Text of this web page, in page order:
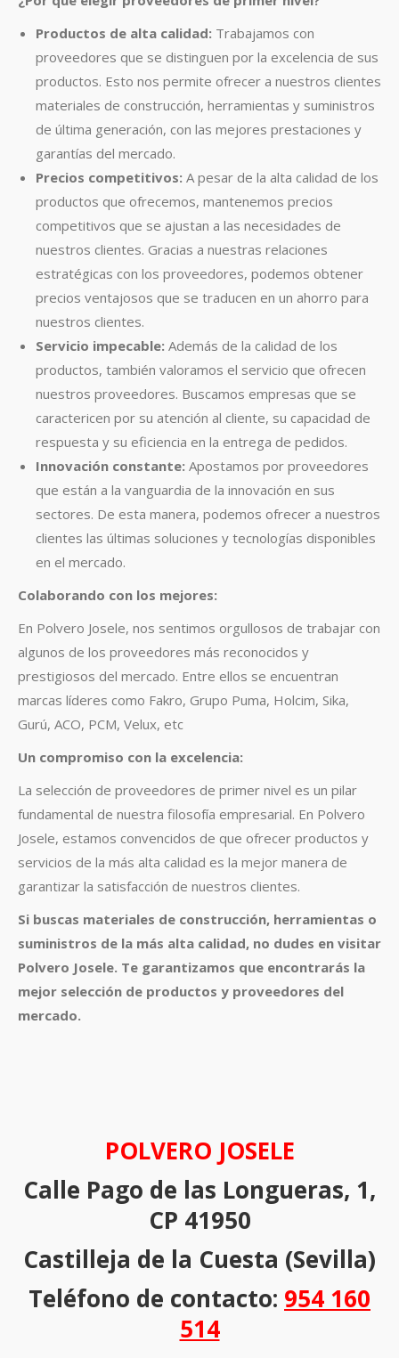
Productos de alta calidad: Trabajamos con
proveedores que se distinguen por la excelencia de sus
productos. Esto nos permite ofrecer a nuestros clientes
materiales de construcción, herramientas y suministros
de última generación, con las mejores prestaciones y
garantías del mercado.
Precios competitivos: A pesar de la alta calidad de los
productos que ofrecemos, mantenemos precios
competitivos que se ajustan a las necesidades de
nuestros clientes. Gracias a nuestras relaciones
estratégicas con los proveedores, podemos obtener
precios ventajosos que se traducen en un ahorro para
nuestros clientes.
Servicio impecable: Además de la calidad de los
productos, también valoramos el servicio que ofrecen
nuestros proveedores. Buscamos empresas que se
caractericen por su atención al cliente, su capacidad de
respuesta y su eficiencia en la entrega de pedidos.
Innovación constante: Apostamos por proveedores
que están a la vanguardia de la innovación en sus
sectores. De esta manera, podemos ofrecer a nuestros
clientes las últimas soluciones y tecnologías disponibles
en el mercado.
Colaborando con los mejores:
En Polvero Josele, nos sentimos orgullosos de trabajar con
algunos de los proveedores más reconocidos y
prestigiosos del mercado. Entre ellos se encuentran
marcas líderes como Fakro, Grupo Puma, Holcim, Sika,
Gurú, ACO, PCM, Velux, etc
Un compromiso con la excelencia:
La selección de proveedores de primer nivel es un pilar
fundamental de nuestra filosofía empresarial. En Polvero
Josele, estamos convencidos de que ofrecer productos y
servicios de la más alta calidad es la mejor manera de
garantizar la satisfacción de nuestros clientes.
Si buscas materiales de construcción, herramientas o
suministros de la más alta calidad, no dudes en visitar
Polvero Josele. Te garantizamos que encontrarás la
mejor selección de productos y proveedores del
mercado.
POLVERO JOSELE
Calle Pago de las Longueras, 1,
CP 41950
Castilleja de la Cuesta (Sevilla)
Teléfono de contacto: 954 160
514